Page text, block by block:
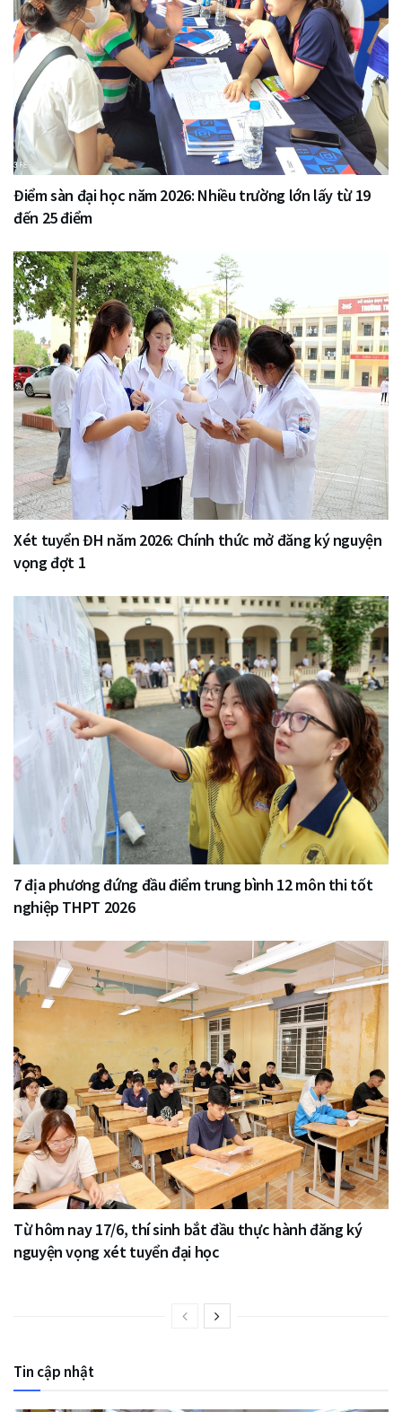
Điểm sàn đại học năm 2026: Nhiều trường lớn lấy từ 19
đến 25 điểm
Xét tuyển ĐH năm 2026: Chính thức mở đăng ký nguyện
vọng đợt 1
7 địa phương đứng đầu điểm trung bình 12 môn thi tốt
nghiệp THPT 2026
Từ hôm nay 17/6, thí sinh bắt đầu thực hành đăng ký
nguyện vọng xét tuyển đại học
Tin cập nhật